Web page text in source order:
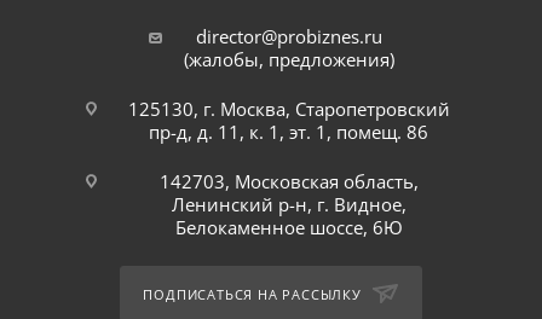
director@probiznes.ru
(жалобы, предложения)
125130, г. Москва, Старопетровский
пр-д, д. 11, к. 1, эт. 1, помещ. 86
142703, Московская область,
Ленинский р-н, г. Видное,
Белокаменное шоссе, 6Ю
ПОДПИСАТЬСЯ НА РАССЫЛКУ